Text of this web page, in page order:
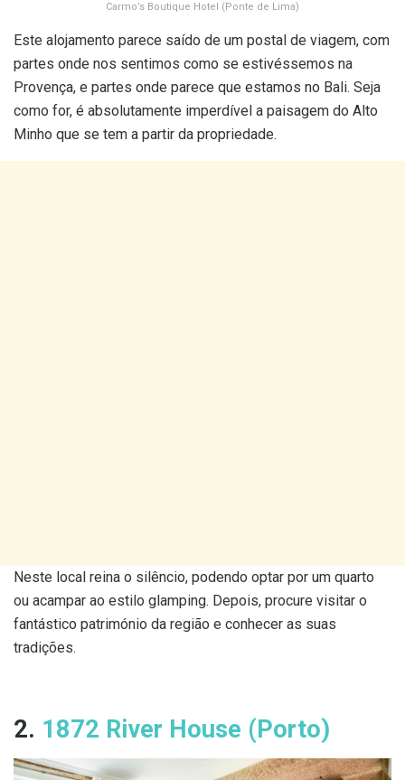
Carmo’s Boutique Hotel (Ponte de Lima)
Este alojamento parece saído de um postal de viagem, com
partes onde nos sentimos como se estivéssemos na
Provença, e partes onde parece que estamos no Bali. Seja
como for, é absolutamente imperdível a paisagem do Alto
Minho que se tem a partir da propriedade.
Neste local reina o silêncio, podendo optar por um quarto
ou acampar ao estilo glamping. Depois, procure visitar o
fantástico património da região e conhecer as suas
tradições.
2. 1872 River House (Porto)